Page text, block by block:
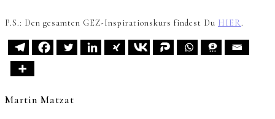
P.S.: Den gesamten GEZ-Inspirationskurs findest Du HIER.
Martin Matzat